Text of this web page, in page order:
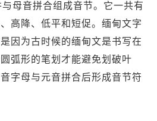
母音拼合组成音节。它一共有
高降、低平和短促。缅甸文字
因为古时候的缅甸文是书写在
弧形的笔划才能避免划破叶
字母与元音拼合后形成音节符